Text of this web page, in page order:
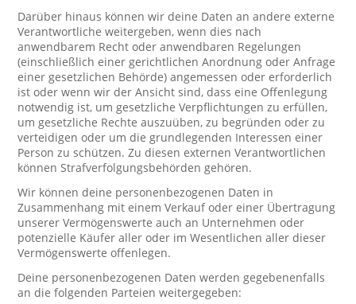
Darüber hinaus können wir deine Daten an andere externe
Verantwortliche weitergeben, wenn dies nach
anwendbarem Recht oder anwendbaren Regelungen
(einschließlich einer gerichtlichen Anordnung oder Anfrage
einer gesetzlichen Behörde) angemessen oder erforderlich
ist oder wenn wir der Ansicht sind, dass eine Offenlegung
notwendig ist, um gesetzliche Verpflichtungen zu erfüllen,
um gesetzliche Rechte auszuüben, zu begründen oder zu
verteidigen oder um die grundlegenden Interessen einer
Person zu schützen. Zu diesen externen Verantwortlichen
können Strafverfolgungsbehörden gehören.
Wir können deine personenbezogenen Daten in
Zusammenhang mit einem Verkauf oder einer Übertragung
unserer Vermögenswerte auch an Unternehmen oder
potenzielle Käufer aller oder im Wesentlichen aller dieser
Vermögenswerte offenlegen.
Deine personenbezogenen Daten werden gegebenenfalls
an die folgenden Parteien weitergegeben: